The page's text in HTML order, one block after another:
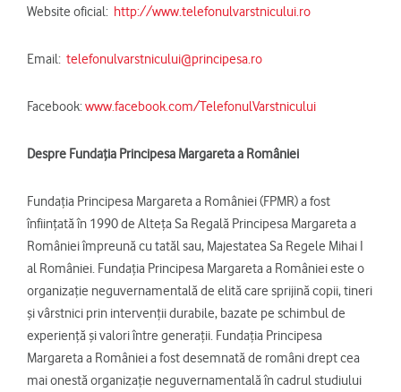
Website oficial: http://www.telefonulvarstnicului.ro
Email: telefonulvarstnicului@principesa.ro
Facebook:www.facebook.com/TelefonulVarstnicului
Despre Fundaţia Principesa Margareta a României
Fundaţia Principesa Margareta a României (FPMR) a fost
înfiinţată în 1990 de Alteţa Sa Regală Principesa Margareta a
României împreună cu tatăl sau, Majestatea Sa Regele Mihai I
al României. Fundaţia Principesa Margareta a României este o
organizaţie neguvernamentală de elită care sprijină copii, tineri
şi vârstnici prin intervenţii durabile, bazate pe schimbul de
experienţă şi valori între generaţii. Fundaţia Principesa
Margareta a României a fost desemnată de români drept cea
mai onestă organizaţie neguvernamentală în cadrul studiului